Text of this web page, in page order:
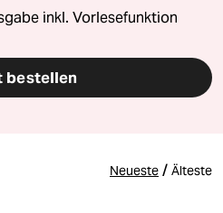
inkl. Vorlesefunktion
bestellen
Neueste / Älteste